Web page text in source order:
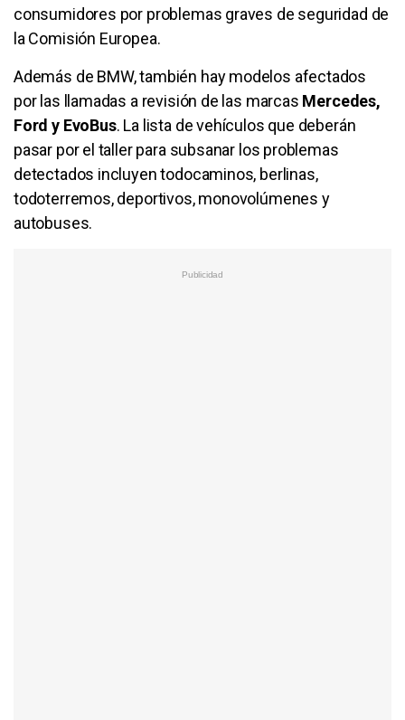
consumidores por problemas graves de seguridad de
la Comisión Europea.
Además de BMW, también hay modelos afectados
por las llamadas a revisión de las marcas Mercedes,
Ford y EvoBus. La lista de vehículos que deberán
pasar por el taller para subsanar los problemas
detectados incluyen todocaminos, berlinas,
todoterremos, deportivos, monovolúmenes y
autobuses.